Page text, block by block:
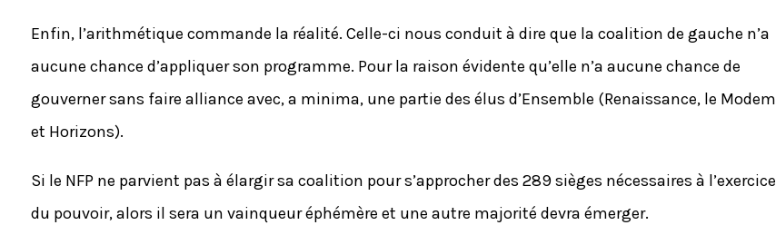
Enfin, l’arithmétique commande la réalité. Celle-ci nous conduit à dire que la coalition de gauche n’a
aucune chance d’appliquer son programme. Pour la raison évidente qu’elle n’a aucune chance de
gouverner sans faire alliance avec, a minima, une partie des élus d’Ensemble (Renaissance, le Modem
et Horizons).
Si le NFP ne parvient pas à élargir sa coalition pour s’approcher des 289 sièges nécessaires à l’exercice
du pouvoir, alors il sera un vainqueur éphémère et une autre majorité devra émerger.